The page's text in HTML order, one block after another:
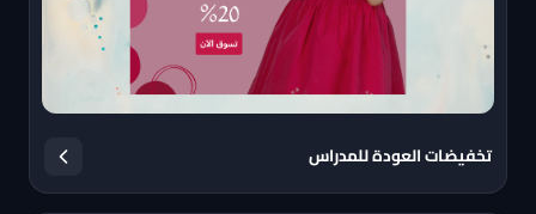
تخفيضات العودة للمدراس